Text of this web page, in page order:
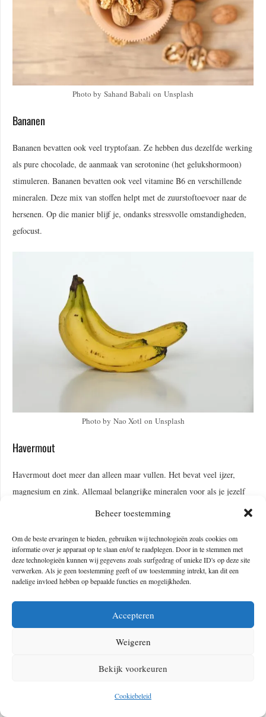
Beheer toestemming
Om de beste ervaringen te bieden, gebruiken wij technologieën zoals cookies om
informatie over je apparaat op te slaan en/of te raadplegen. Door in te stemmen met
deze technologieën kunnen wij gegevens zoals surfgedrag of unieke ID's op deze site
verwerken. Als je geen toestemming geeft of uw toestemming intrekt, kan dit een
nadelige invloed hebben op bepaalde functies en mogelijkheden.
Accepteren
Weigeren
Bekijk voorkeuren
Cookiebeleid
Photo by Sahand Babali on Unsplash
Bananen
Bananen bevatten ook veel tryptofaan. Ze hebben dus dezelfde werking
als pure chocolade, de aanmaak van serotonine (het gelukshormoon)
stimuleren. Bananen bevatten ook veel vitamine B6 en verschillende
mineralen. Deze mix van stoffen helpt met de zuurstoftoevoer naar de
hersenen. Op die manier blijf je, ondanks stressvolle omstandigheden,
gefocust.
Photo by Nao Xotl on Unsplash
Havermout
Havermout doet meer dan alleen maar vullen. Het bevat veel ijzer,
magnesium en zink. Allemaal belangrijke mineralen voor als je jezelf
wilt beschermen tegen zenuwen. Misschien wordt een snelle porridge